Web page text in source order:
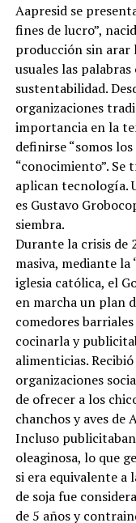
Aapresid se
fines de lucro”,
producción sin arar
usuales las
sustentabilidad.
organizaciones
importancia en la
definirse “somos
“conocimiento”. Se
aplican tecnología.
es Gustavo
siembra.
Durante la crisis de
masiva, mediante la
iglesia católica, el
en marcha un plan
comedores
cocinarla y
alimenticias.
organizaciones
de ofrecer a los
chanchos y aves de
Incluso publicitaban
oleaginosa, lo que
si era equivalente a
de soja fue
de 5 años y